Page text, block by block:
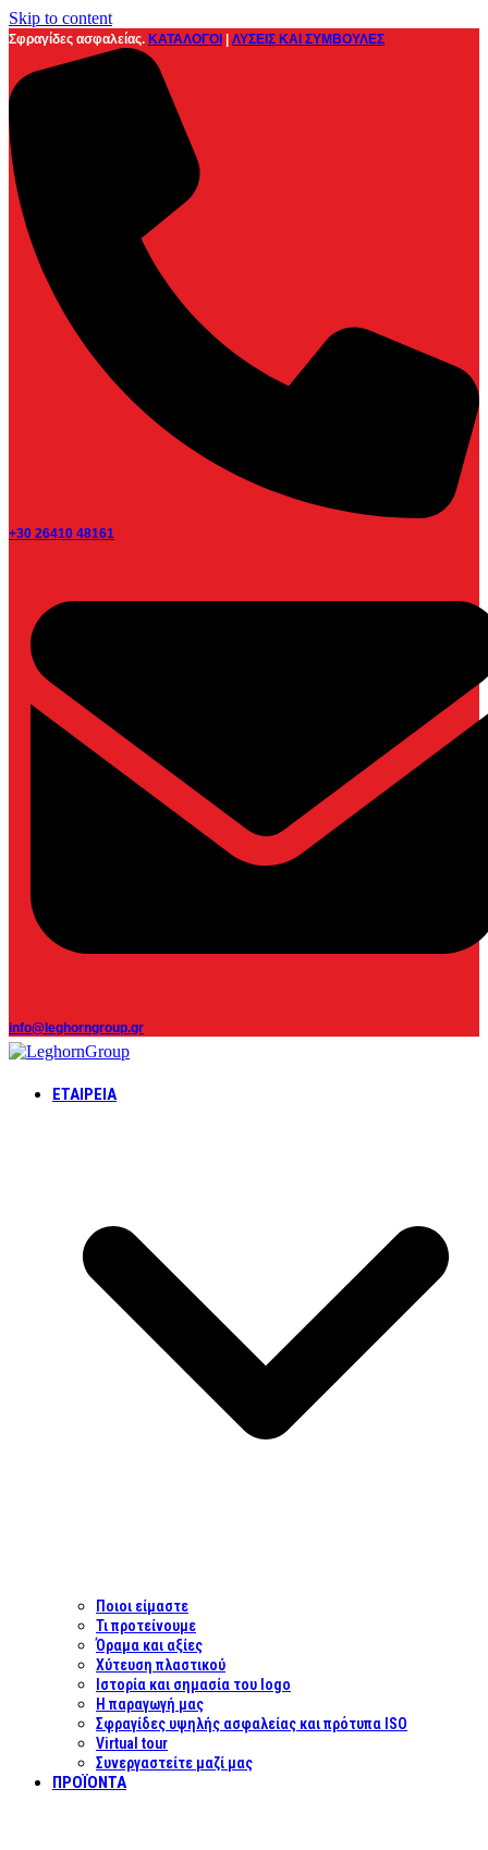
Skip to content
Σφραγίδες ασφαλείας. ΚΑΤΑΛΟΓΟΙ ΛΥΣΕΙΣ ΚΑΙ ΣΥΜΒΟΥΛΕΣ
+30 26410 48161
info@leghorngroup.gr
ΕΤΑΙΡΕΊΑ
Ποιοι είμαστε
Τι προτείνουμε
Όραμα και αξίες
Χύτευση πλαστικού
Ιστορία και σημασία του logo
Η παραγωγή μας
Σφραγίδες υψηλής ασφαλείας και πρότυπα ISO
Virtual tour
Συνεργαστείτε μαζί μας
ΠΡΟΪΌΝΤΑ